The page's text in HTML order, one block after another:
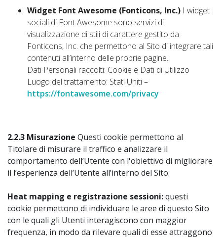
Widget Font Awesome (Fonticons, Inc.) I widget
sociali di Font Awesome sono servizi di
visualizzazione di stili di carattere gestito da
Fonticons, Inc. che permettono al Sito di integrare tali
contenuti all’interno delle proprie pagine.
Dati Personali raccolti: Cookie e Dati di Utilizzo
Luogo del trattamento: Stati Uniti –
https://fontawesome.com/privacy
2.2.3 Misurazione Questi cookie permettono al
Titolare di misurare il traffico e analizzare il
comportamento dell’Utente con l'obiettivo di migliorare
il l’esperienza dell’Utente all’interno del Sito.
Heat mapping e registrazione sessioni:questi
cookie permettono di individuare le aree di questo Sito
con le quali gli Utenti interagiscono con maggior
frequenza, in modo da rilevare quali di esse attraggono